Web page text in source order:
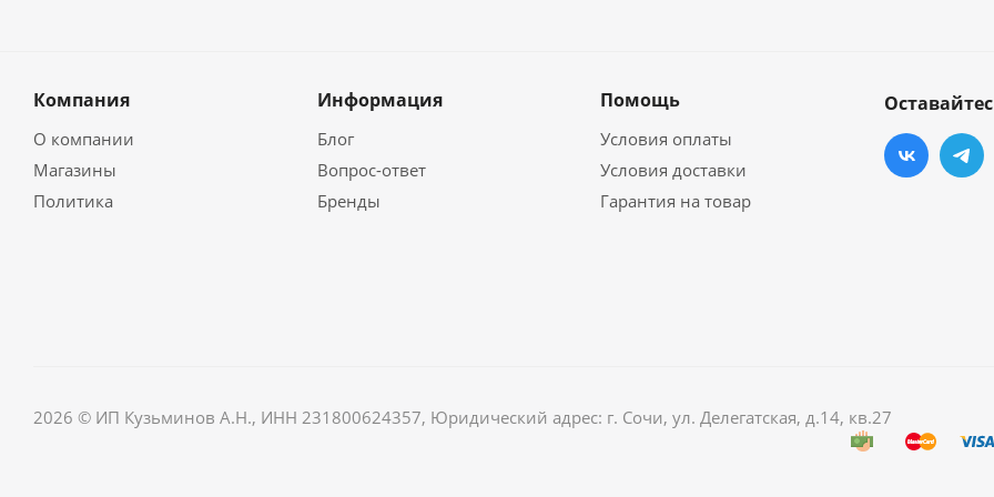
Компания
О компании
Магазины
Политика
Информация
Блог
Вопрос-ответ
Бренды
Помощь
Условия оплаты
Условия доставки
Гарантия на товар
2026 © ИП Кузьминов А.Н., ИНН 231800624357, Юридический адрес: г. Сочи, ул. Делегатская, д.14, кв.27